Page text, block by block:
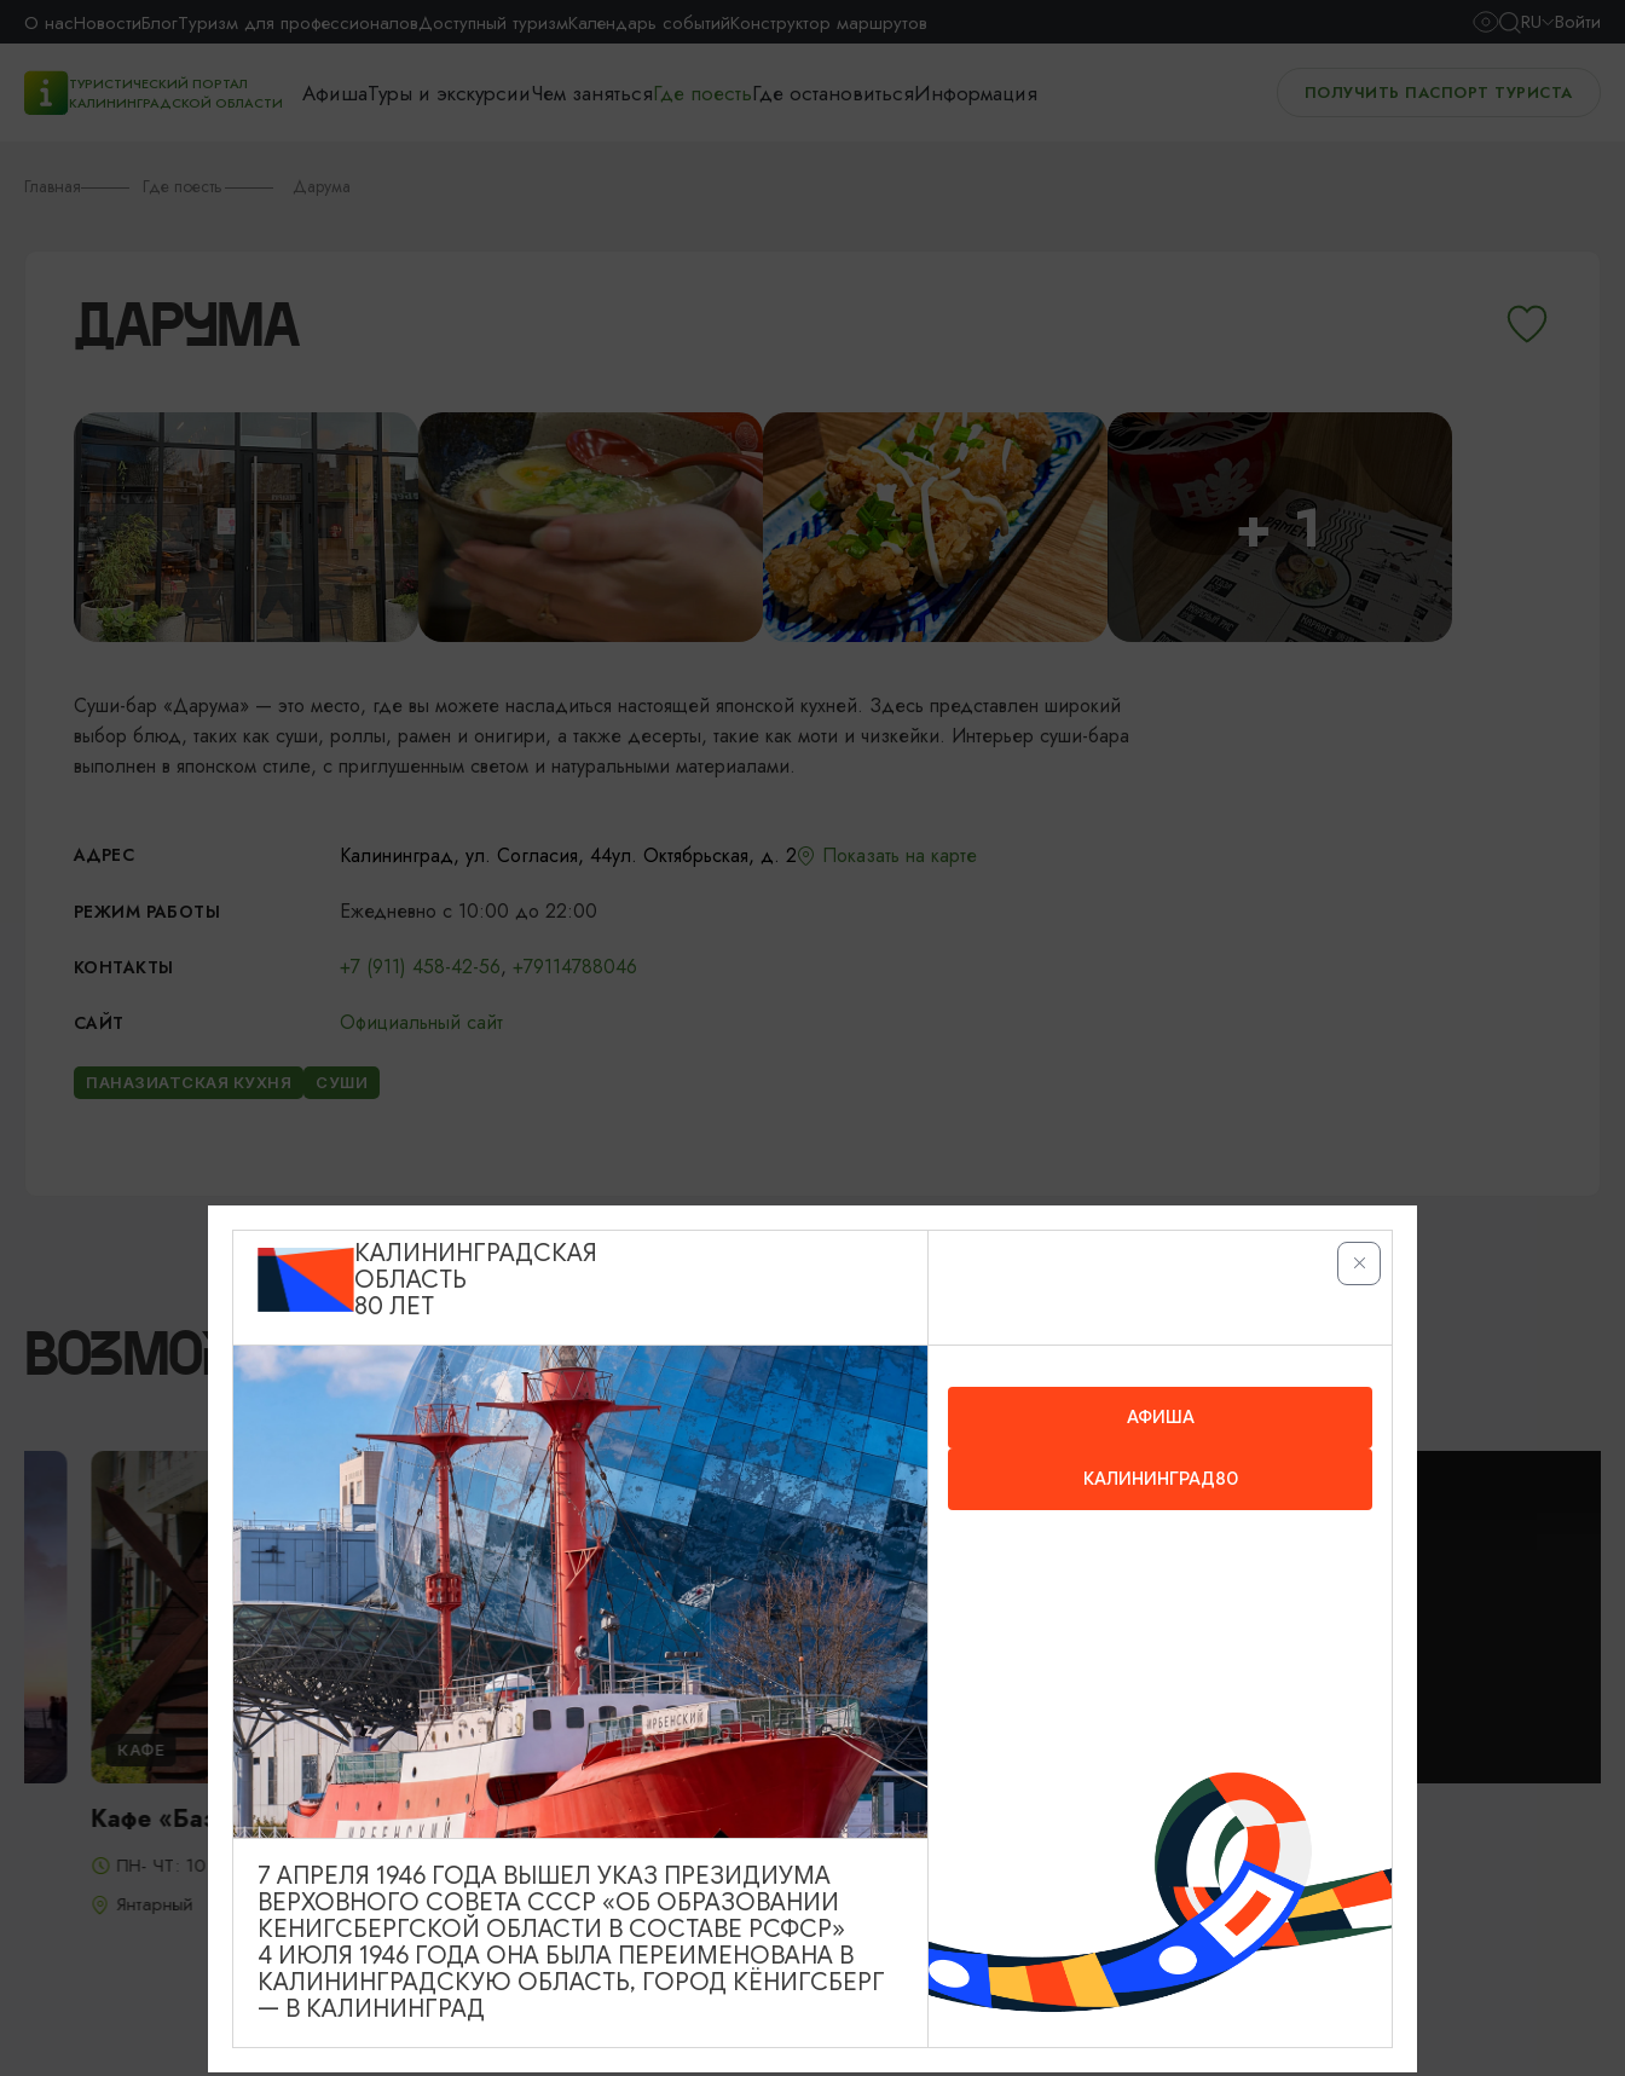
О насНовостиБлогТуризм для профессионаловДоступный туризмКалендарь событийКонструктор маршрутов RU Войти
ТУРИСТИЧЕСКИЙ ПОРТАЛ
КАЛИНИНГРАДСКОЙ ОБЛАСТИ
АфишаТуры и экскурсииЧем занятьсяГде поестьГде остановитьсяИнформация ПОЛУЧИТЬ ПАСПОРТ ТУРИСТА
Главная Где поесть Дарума
ДАРУМА
+ 1
Суши-бар «Дарума» — это место, где вы можете насладиться настоящей японской кухней. Здесь представлен широкий
выбор блюд, таких как суши, роллы, рамен и онигири, а также десерты, такие как моти и чизкейки. Интерьер суши-бара
выполнен в японском стиле, с приглушенным светом и натуральными материалами.
АДРЕС Калининград, ул. Согласия, 44ул. Октябрьская, д. 2 Показать на карте
РЕЖИМ РАБОТЫ Ежедневно с 10:00 до 22:00
КОНТАКТЫ +7 (911) 458-42-56, +79114788046
САЙТ Официальный сайт
ПАНАЗИАТСКАЯ КУХНЯ СУШИ
ВОЗМОЖНО ВАС ЗАИНТЕРЕСУЕТ
КАФЕ
Кафе «Базилик»
ПН- ЧТ: 10:00 - 21:00 ПТ- ВС: 10:00 - 22:00
Янтарный
РЕСТОРАНЫ
Ресторан «Строганина»
Ежедневно с 12:00 до 24:00
Калининград
Кафе «Кирин»/KIRIN
Ежедневно 11:00-22:00
Калининград
КАЛИНИНГРАДСКАЯ
ОБЛАСТЬ
80 ЛЕТ
АФИША
КАЛИНИНГРАД80
7 АПРЕЛЯ 1946 ГОДА ВЫШЕЛ УКАЗ ПРЕЗИДИУМА
ВЕРХОВНОГО СОВЕТА СССР «ОБ ОБРАЗОВАНИИ
КЕНИГСБЕРГСКОЙ ОБЛАСТИ В СОСТАВЕ РСФСР»
4 ИЮЛЯ 1946 ГОДА ОНА БЫЛА ПЕРЕИМЕНОВАНА В
КАЛИНИНГРАДСКУЮ ОБЛАСТЬ, ГОРОД КЁНИГСБЕРГ
— В КАЛИНИНГРАД